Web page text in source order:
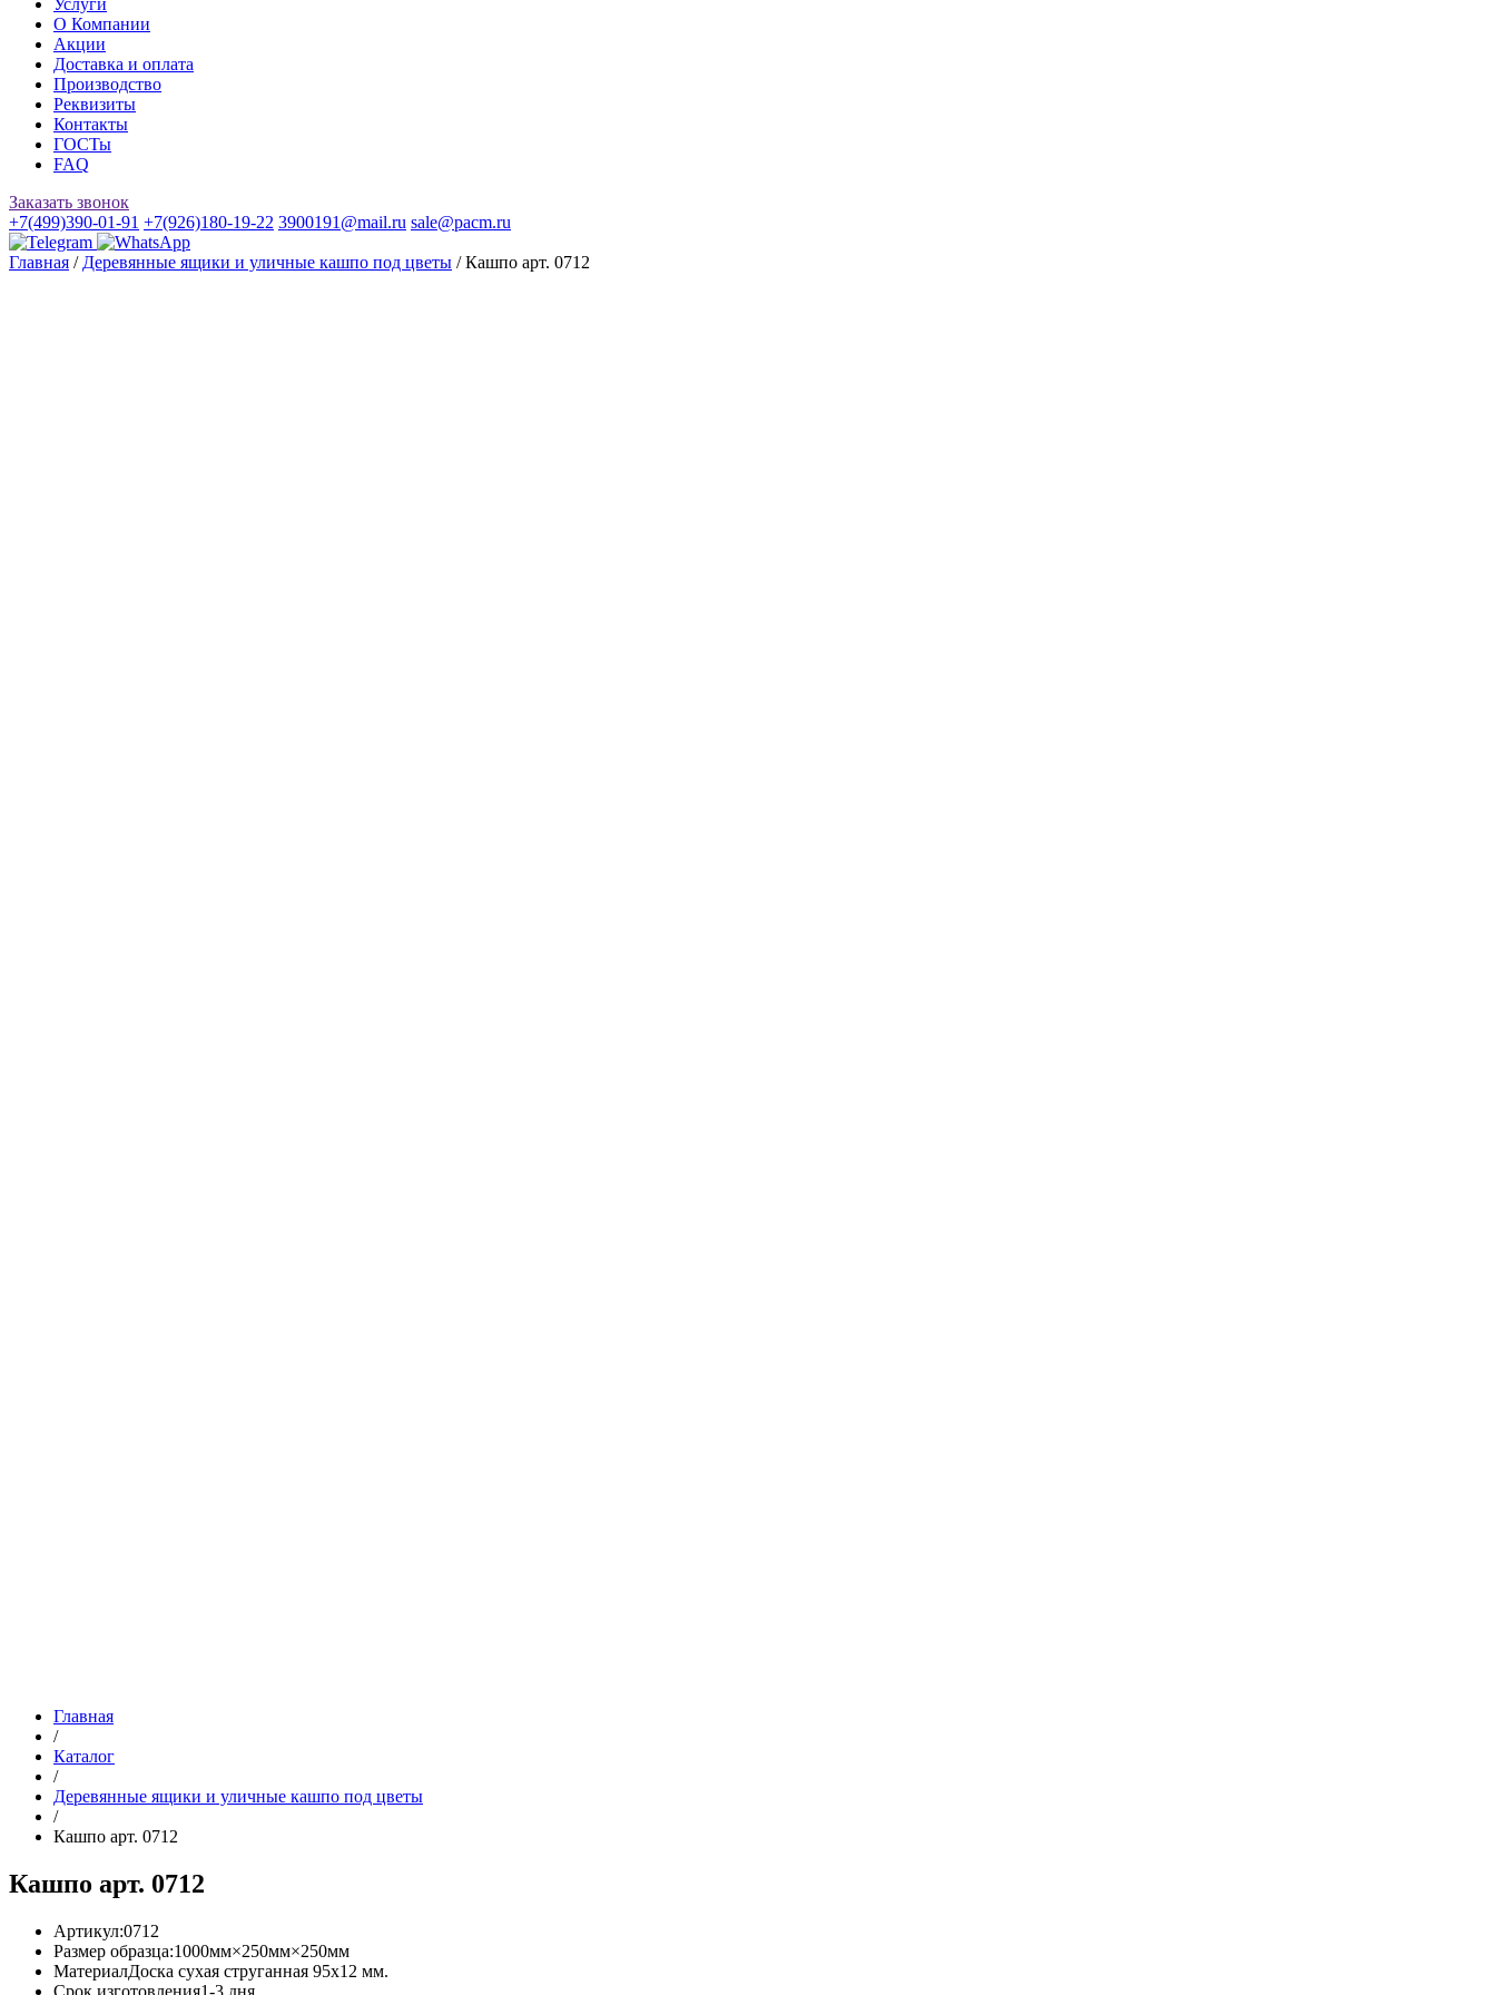
Услуги
О Компании
Акции
Доставка и оплата
Производство
Реквизиты
Контакты
ГОСТы
FAQ
Заказать звонок
+7(499)390-01-91 +7(926)180-19-22 3900191@mail.ru sale@pacm.ru
Главная / Деревянные ящики и уличные кашпо под цветы / Кашпо арт. 0712
Главная
/
Каталог
/
Деревянные ящики и уличные кашпо под цветы
/
Кашпо арт. 0712
Кашпо арт. 0712
Артикул:0712
Размер образца:1000мм×250мм×250мм
МатериалДоска сухая струганная 95х12 мм.
Срок изготовления1-3 дня